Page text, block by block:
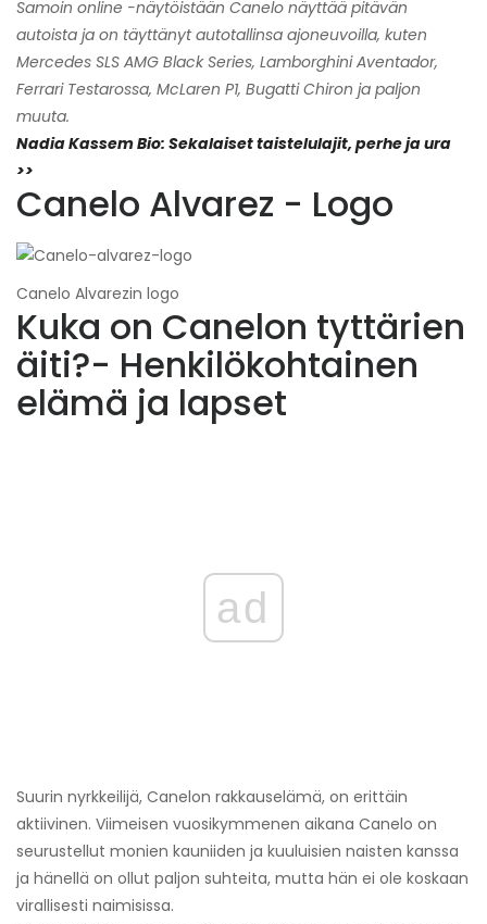
Samoin online -näytöistään Canelo näyttää pitävän
autoista ja on täyttänyt autotallinsa ajoneuvoilla, kuten
Mercedes SLS AMG Black Series, Lamborghini Aventador,
Ferrari Testarossa, McLaren P1, Bugatti Chiron ja paljon
muuta.
Nadia Kassem Bio: Sekalaiset taistelulajit, perhe ja ura
>>
Canelo Alvarez - Logo
Canelo Alvarezin logo
Kuka on Canelon tyttärien
äiti?- Henkilökohtainen
elämä ja lapset
ad
Suurin nyrkkeilijä, Canelon rakkauselämä, on erittäin
aktiivinen. Viimeisen vuosikymmenen aikana Canelo on
seurustellut monien kauniiden ja kuuluisien naisten kanssa
ja hänellä on ollut paljon suhteita, mutta hän ei ole koskaan
virallisesti naimisissa.